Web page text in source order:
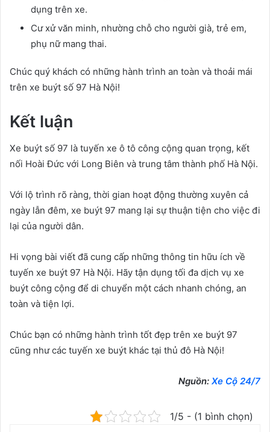
dụng trên xe.
Cư xử văn minh, nhường chỗ cho người già, trẻ em,
phụ nữ mang thai.
Chúc quý khách có những hành trình an toàn và thoải mái
trên xe buýt số 97 Hà Nội!
Kết luận
Xe buýt số 97 là tuyến xe ô tô công cộng quan trọng, kết
nối Hoài Đức với Long Biên và trung tâm thành phố Hà Nội.
Với lộ trình rõ ràng, thời gian hoạt động thường xuyên cả
ngày lẫn đêm, xe buýt 97 mang lại sự thuận tiện cho việc đi
lại của người dân.
Hi vọng bài viết đã cung cấp những thông tin hữu ích về
tuyến xe buýt 97 Hà Nội. Hãy tận dụng tối đa dịch vụ xe
buýt công cộng để di chuyển một cách nhanh chóng, an
toàn và tiện lợi.
Chúc bạn có những hành trình tốt đẹp trên xe buýt 97
cũng như các tuyến xe buýt khác tại thủ đô Hà Nội!
Nguồn: Xe Cộ 24/7
1/5 - (1 bình chọn)